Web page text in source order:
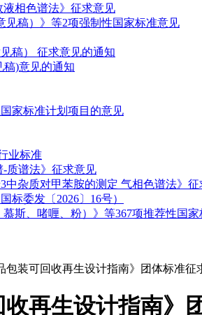
相色谱法》征求意见
见稿）》等2项强制性国家标准意见
稿） 征求意见的通知
)意见的通知
家标准计划项目的意见
业标准
质谱法》征求意见
杂质对甲苯胺的测定 气相色谱法》征
标委发〔2026〕16号）
斯、啫喱、粉）》等367项推荐性国
装可回收再生设计指南》团体标准征
再生设计指南》